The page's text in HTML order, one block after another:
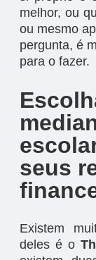
melhor, ou
ou mesmo
pergunta, é
para o fazer.
seus
Existem
deles é o